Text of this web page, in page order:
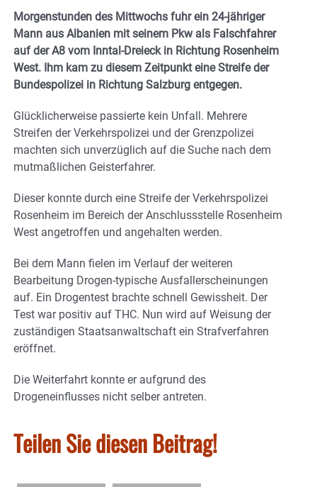
Morgenstunden des Mittwochs fuhr ein 24-jähriger
Mann aus Albanien mit seinem Pkw als Falschfahrer
auf der A8 vom Inntal-Dreieck in Richtung Rosenheim
West. Ihm kam zu diesem Zeitpunkt eine Streife der
Bundespolizei in Richtung Salzburg entgegen.
Glücklicherweise passierte kein Unfall. Mehrere
Streifen der Verkehrspolizei und der Grenzpolizei
machten sich unverzüglich auf die Suche nach dem
mutmaßlichen Geisterfahrer.
Dieser konnte durch eine Streife der Verkehrspolizei
Rosenheim im Bereich der Anschlussstelle Rosenheim
West angetroffen und angehalten werden.
Bei dem Mann fielen im Verlauf der weiteren
Bearbeitung Drogen-typische Ausfallerscheinungen
auf. Ein Drogentest brachte schnell Gewissheit. Der
Test war positiv auf THC. Nun wird auf Weisung der
zuständigen Staatsanwaltschaft ein Strafverfahren
eröffnet.
Die Weiterfahrt konnte er aufgrund des
Drogeneinflusses nicht selber antreten.
Teilen Sie diesen Beitrag!